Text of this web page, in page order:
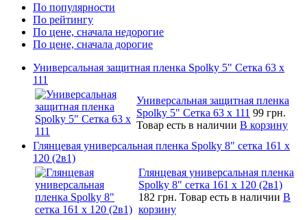
По популярности
По рейтингу
По цене, сначала недорогие
По цене, сначала дорогие
Универсальная защитная пленка Spolky 5" Сетка 63 x
111
Универсальная защитная пленка
Spolky 5" Сетка 63 x 111 99 грн.
Товар есть в наличии В корзину
Глянцевая универсальная пленка Spolky 8" сетка 161 х
120 (2в1)
Глянцевая универсальная пленка
Spolky 8" сетка 161 х 120 (2в1)
182 грн. Товар есть в наличии В
корзину